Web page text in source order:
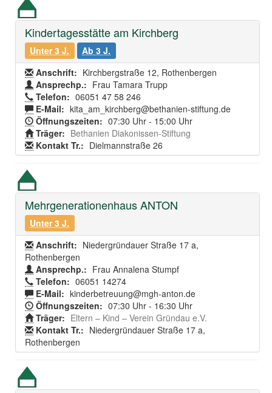
Kindertagesstätte am Kirchberg
Unter 3 J.
Ab 3 J.
Anschrift: Kirchbergstraße 12, Rothenbergen
Ansprechp.: Frau Tamara Trupp
Telefon: 06051 47 58 246
E-Mail: kita_am_kirchberg@bethanien-stiftung.de
Öffnungszeiten: 07:30 Uhr - 15:00 Uhr
Träger: Bethanien Diakonissen-Stiftung
Kontakt Tr.: Dielmannstraße 26
Mehrgenerationenhaus ANTON
Unter 3 J.
Anschrift: Niedergründauer Straße 17 a,
Rothenbergen
Ansprechp.: Frau Annalena Stumpf
Telefon: 06051 14274
E-Mail: kinderbetreuung@mgh-anton.de
Öffnungszeiten: 07:30 Uhr - 16:30 Uhr
Träger: Eltern – Kind – Verein Gründau e.V.
Kontakt Tr.: Niedergründauer Straße 17 a,
Rothenbergen